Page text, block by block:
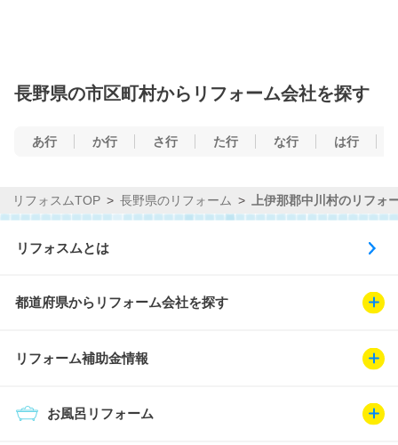
長野県の市区町村からリフォーム会社を探す
あ行 か行 さ行 た行 な行 は行
リフォスムTOP 長野県のリフォーム 上伊那郡中川村のリフォ
リフォスムとは
都道府県からリフォーム会社を探す
リフォーム補助金情報
お風呂リフォーム